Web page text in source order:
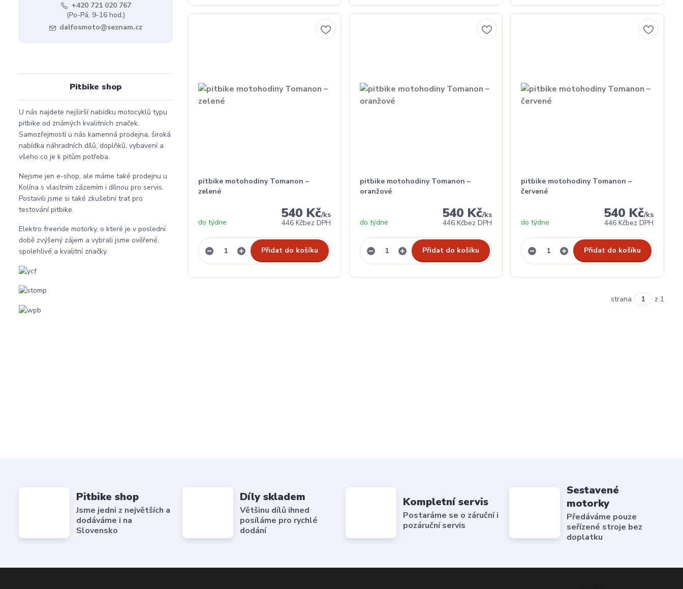
pitbike motohodiny Tomanon –
zelené
540 Kč/ks
446 Kčbez DPH
do týdne
Přidat do košíku
pitbike motohodiny Tomanon –
oranžové
540 Kč/ks
446 Kčbez DPH
do týdne
Přidat do košíku
pitbike motohodiny Tomanon –
červené
540 Kč/ks
446 Kčbez DPH
do týdne
Přidat do košíku
strana z 1
+420 721 020 767
(Po-Pá, 9-16 hod.)
dalfosmoto@seznam.cz
Pitbike shop
U nás najdete nejširší nabídku motocyklů typu
pitbike od známých kvalitních značek.
Samozřejmostí u nás kamenná prodejna, široká
nabídka náhradních dílů, doplňků, vybavení a
všeho co je k pitům potřeba.
Nejsme jen e-shop, ale máme také prodejnu u
Kolína s vlastním zázemím i dílnou pro servis.
Postavili jsme si také zkušební trať pro
testování pitbike.
Elektro freeride motorky, o které je v poslední
době zvýšený zájem a vybrali jsme ověřené,
spolehlivé a kvalitní značky.
Pitbike shop
Jsme jedni z největších a
dodáváme i na
Slovensko
Díly skladem
Většinu dílů ihned
posíláme pro rychlé
dodání
Kompletní servis
Postaráme se o záruční i
pozáruční servis
Sestavené
motorky
Předáváme pouze
seřízené stroje bez
doplatku